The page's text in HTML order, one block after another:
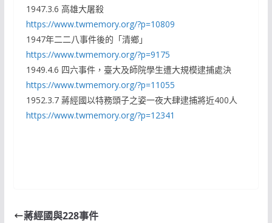
1947.3.6 高雄大屠殺
https://www.twmemory.org/?p=10809
1947年二二八事件後的「清鄉」
https://www.twmemory.org/?p=9175
1949.4.6 四六事件，臺大及師院學生遭大規模逮捕處決
https://www.twmemory.org/?p=11055
1952.3.7 蔣經國以特務頭子之姿一夜大肆逮捕將近400人
https://www.twmemory.org/?p=12341
蔣經國與228事件